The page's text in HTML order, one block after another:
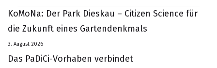
KoMoNa: Der Park Dieskau – Citizen Science für
die Zukunft eines Gartendenkmals
3. August 2026
Das PaDiCi-Vorhaben verbindet